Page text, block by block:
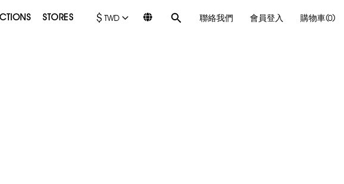
$ TWD 聯絡我們 會員登入 購物車(0)
STORES